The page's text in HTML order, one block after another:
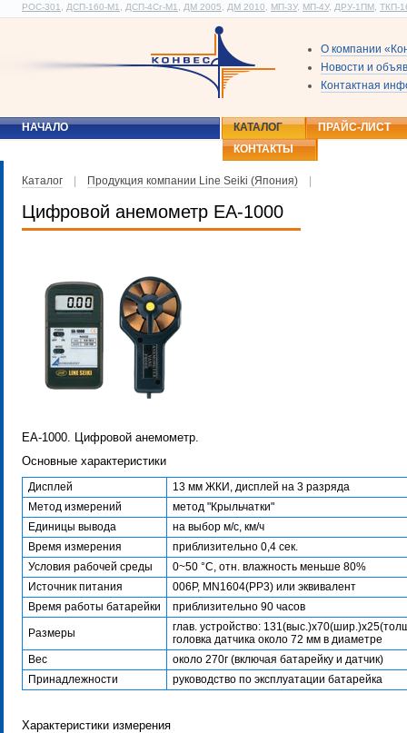
РОС-301 ДСП-160-М1 ДСП-4Сг-М1 ДМ 2005 ДМ 2010 МП-3У, МП-4У, ДРУ-1ПМ ТКП-
О компании
Новости и
Контактная
НАЧАЛО КАТАЛОГ
ПРАЙС-ЛИСТ
КОНТАКТЫ
Каталог Продукция компании Line Seiki (Япония)
Цифровой анемометр EA-1000
EA-1000. Цифровой анемометр.
Основные характеристики
Дисплей
13 мм ЖКИ, дисплей на 3 разряда
Метод измерений
метод "Крыльчатки"
Единицы вывода
на выбор м/c, км/ч
Время измерения
приблизительно 0,4 сек.
Условия рабочей среды
0~50 °C, отн. влажность меньше 80%
Источник питания
006P, MN1604(PP3) или эквивалент
Время работы батарейки
приблизительно 90 часов
Размеры
глав. устройство:
головка датчика около 72 мм в диаметре
Вес
около 270г (включая батарейку и датчик)
Принадлежности
руководство по эксплуатации батарейка
Характеристики измерения